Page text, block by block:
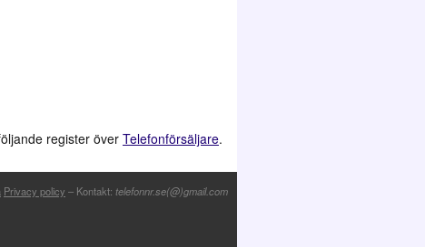
register över Telefonförsäljare.
Privacy policy – Kontakt: telefonnr.se(@)gmail.com